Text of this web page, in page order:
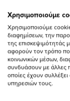
Χρησιμοποιούμε
Χρησιμοποιούμε
διαφημίσεων, την
της επισκεψιμότητάς
αφορούν τον τρόπο
κοινωνικών μέσων,
συνδυάσουν με άλλες
οποίες έχουν
υπηρεσιών τους.